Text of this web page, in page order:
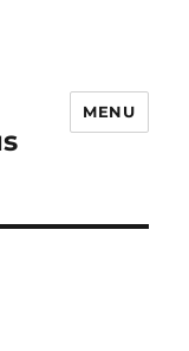
MENU